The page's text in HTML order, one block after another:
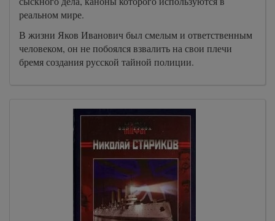
реальном мире.
В жизни Яков Иванович был смелым и ответственным
человеком, он не побоялся взвалить на свои плечи
бремя создания русской тайной полиции.